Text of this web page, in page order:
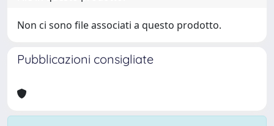
Non ci sono file associati a questo prodotto.
Pubblicazioni consigliate